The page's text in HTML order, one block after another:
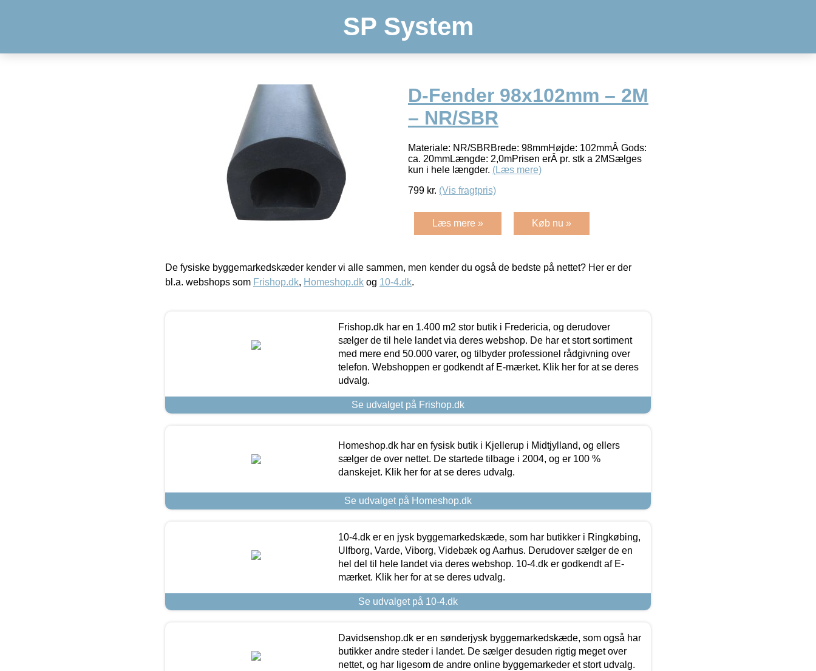
SP System
D-Fender 98x102mm – 2M
– NR/SBR
Materiale: NR/SBRBrede: 98mmHøjde: 102mmÂ Gods:
ca. 20mmLængde: 2,0mPrisen erÂ pr. stk a 2MSælges
kun i hele længder. (Læs mere)
799 kr. (Vis fragtpris)
Læs mere » Køb nu »
De fysiske byggemarkedskæder kender vi alle sammen, men kender du også de bedste på nettet? Her er der
bl.a. webshops som Frishop.dk, Homeshop.dk og 10-4.dk.
Frishop.dk har en 1.400 m2 stor butik i Fredericia, og derudover
sælger de til hele landet via deres webshop. De har et stort sortiment
med mere end 50.000 varer, og tilbyder professionel rådgivning over
telefon. Webshoppen er godkendt af E-mærket. Klik her for at se deres
udvalg.
Se udvalget på Frishop.dk
Homeshop.dk har en fysisk butik i Kjellerup i Midtjylland, og ellers
sælger de over nettet. De startede tilbage i 2004, og er 100 %
danskejet. Klik her for at se deres udvalg.
Se udvalget på Homeshop.dk
10-4.dk er en jysk byggemarkedskæde, som har butikker i Ringkøbing,
Ulfborg, Varde, Viborg, Videbæk og Aarhus. Derudover sælger de en
hel del til hele landet via deres webshop. 10-4.dk er godkendt af E-
mærket. Klik her for at se deres udvalg.
Se udvalget på 10-4.dk
Davidsenshop.dk er en sønderjysk byggemarkedskæde, som også har
butikker andre steder i landet. De sælger desuden rigtig meget over
nettet, og har ligesom de andre online byggemarkeder et stort udvalg.